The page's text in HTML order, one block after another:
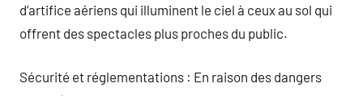
d’artifice aériens qui illuminent le ciel à ceux au sol qui
offrent des spectacles plus proches du public.
Sécurité et réglementations : En raison des dangers